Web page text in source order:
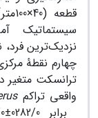
سیستماتیک
نزدیک‌ترین
چهارم نقطۀ
ترانسکت متغیر
واقعی تراکم